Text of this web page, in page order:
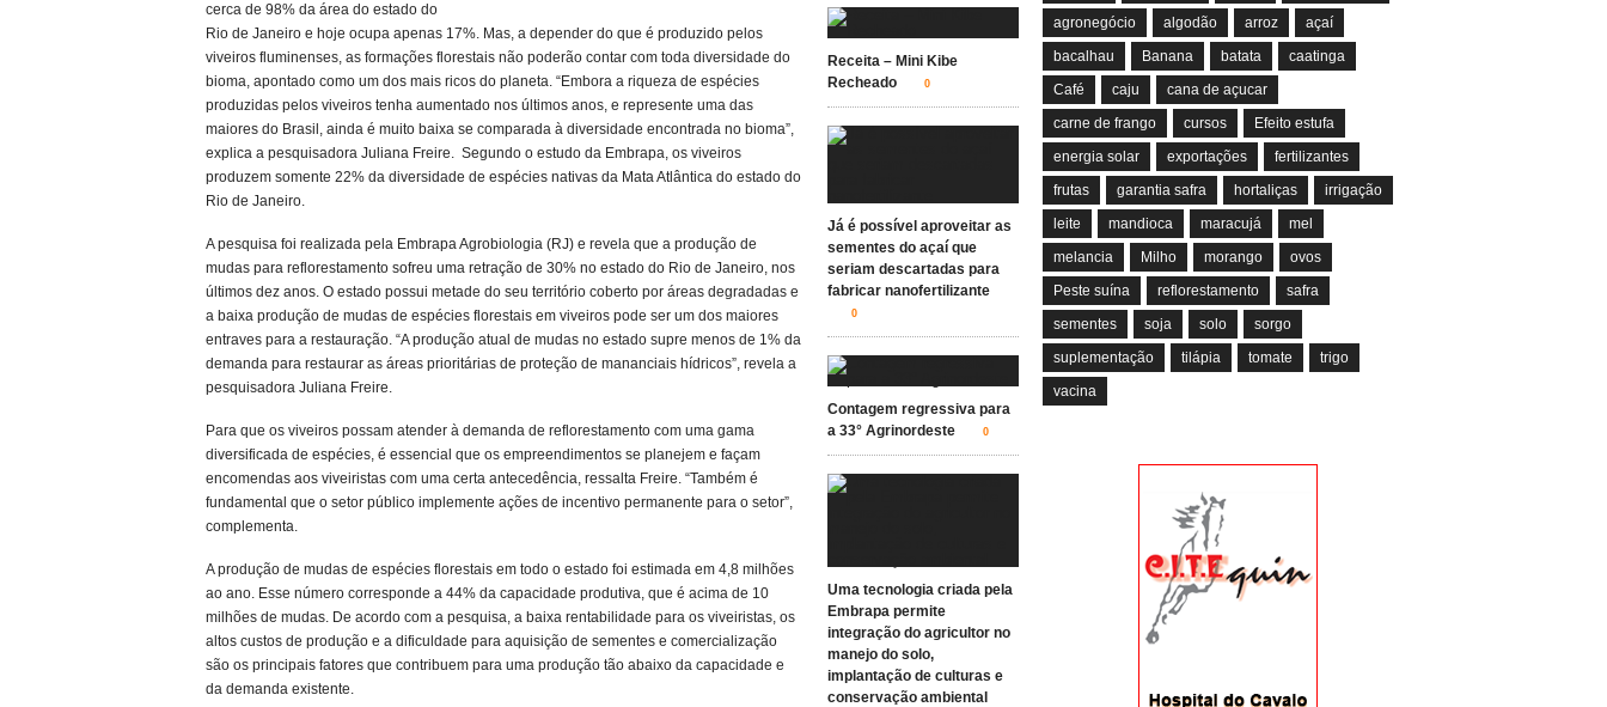
cerca de 98% da área do estado do
Rio de Janeiro e hoje ocupa apenas 17%. Mas, a depender do que é produzido pelos
viveiros fluminenses, as formações florestais não poderão contar com toda diversidade do
bioma, apontado como um dos mais ricos do planeta. “Embora a riqueza de espécies
produzidas pelos viveiros tenha aumentado nos últimos anos, e represente uma das
maiores do Brasil, ainda é muito baixa se comparada à diversidade encontrada no bioma”,
explica a pesquisadora Juliana Freire. Segundo o estudo da Embrapa, os viveiros
produzem somente 22% da diversidade de espécies nativas da Mata Atlântica do estado do
Rio de Janeiro.
A pesquisa foi realizada pela Embrapa Agrobiologia (RJ) e revela que a produção de
mudas para reflorestamento sofreu uma retração de 30% no estado do Rio de Janeiro, nos
últimos dez anos. O estado possui metade do seu território coberto por áreas degradadas e
a baixa produção de mudas de espécies florestais em viveiros pode ser um dos maiores
entraves para a restauração. “A produção atual de mudas no estado supre menos de 1% da
demanda para restaurar as áreas prioritárias de proteção de mananciais hídricos”, revela a
pesquisadora Juliana Freire.
Para que os viveiros possam atender à demanda de reflorestamento com uma gama
diversificada de espécies, é essencial que os empreendimentos se planejem e façam
encomendas aos viveiristas com uma certa antecedência, ressalta Freire. “Também é
fundamental que o setor público implemente ações de incentivo permanente para o setor”,
complementa.
A produção de mudas de espécies florestais em todo o estado foi estimada em 4,8 milhões
ao ano. Esse número corresponde a 44% da capacidade produtiva, que é acima de 10
milhões de mudas. De acordo com a pesquisa, a baixa rentabilidade para os viveiristas, os
altos custos de produção e a dificuldade para aquisição de sementes e comercialização
são os principais fatores que contribuem para uma produção tão abaixo da capacidade e
da demanda existente.
Receita – Mini Kibe
Recheado
0
Já é possível aproveitar as
sementes do açaí que
seriam descartadas para
fabricar nanofertilizante
0
Contagem regressiva para
a 33° Agrinordeste
0
Uma tecnologia criada pela
Embrapa permite
integração do agricultor no
manejo do solo,
implantação de culturas e
conservação ambiental
agronegócio
algodão arroz
açaí
bacalhau
Banana batata
caatinga
Café
caju
cana de açucar
carne de frango
cursos
Efeito estufa
energia solar
exportações
fertilizantes
frutas
garantia safra hortaliças
irrigação
leite
mandioca maracujá
mel
melancia
Milho morango
ovos
Peste suína
reflorestamento
safra
sementes
soja solo
sorgo
suplementação
tilápia tomate
trigo
vacina